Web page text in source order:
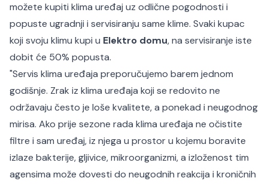
možete kupiti klima uređaj uz odlične pogodnosti i
popuste ugradnji i servisiranju same klime. Svaki kupac
koji svoju klimu kupi u Elektro domu, na servisiranje iste
dobit će 50% popusta.
"Servis klima uređaja preporučujemo barem jednom
godišnje. Zrak iz klima uređaja koji se redovito ne
održavaju često je loše kvalitete, a ponekad i neugodnog
mirisa. Ako prije sezone rada klima uređaja ne očistite
filtre i sam uređaj, iz njega u prostor u kojemu boravite
izlaze bakterije, gljivice, mikroorganizmi, a izloženost tim
agensima može dovesti do neugodnih reakcija i kroničnih